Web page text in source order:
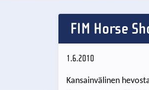
FIM Horse
1.6.2010
Kansainvälinen